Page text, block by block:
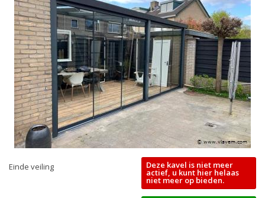
Einde veiling Deze kavel is niet meer
actief, u kunt hier helaas
niet meer op bieden.